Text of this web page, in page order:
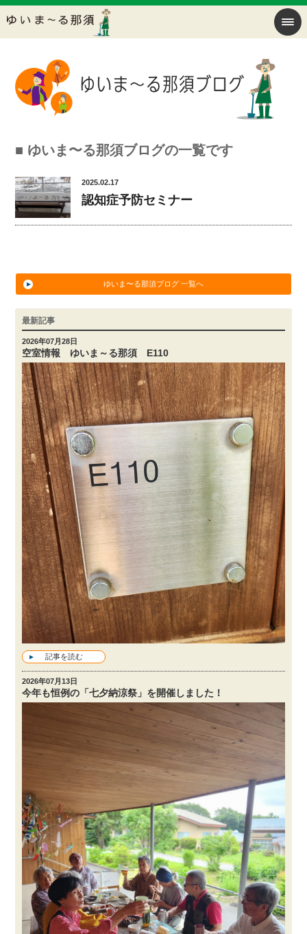
■ ゆいま〜る那須ブログの一覧です
2025.02.17
認知症予防セミナー
ゆいま〜る那須ブログ 一覧へ
最新記事
2026年07月28日
空室情報 ゆいま～る那須 E110
記事を読む
2026年07月13日
今年も恒例の「七夕納涼祭」を開催しました！